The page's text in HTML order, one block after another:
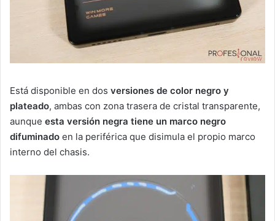
Está disponible en dos versiones de color negro y
plateado, ambas con zona trasera de cristal transparente,
aunque esta versión negra tiene un marco negro
difuminado en la periférica que disimula el propio marco
interno del chasis.